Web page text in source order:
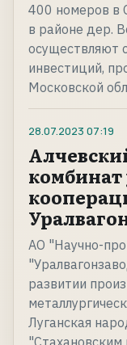
400 номеров в
в районе дер.
осуществляют
инвестиций,
Московской
28.07.2023 07:19
комбинат
АО "Научно-
развитии
Луганская